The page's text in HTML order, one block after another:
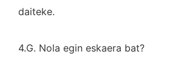
daiteke.
4.G. Nola egin eskaera bat?